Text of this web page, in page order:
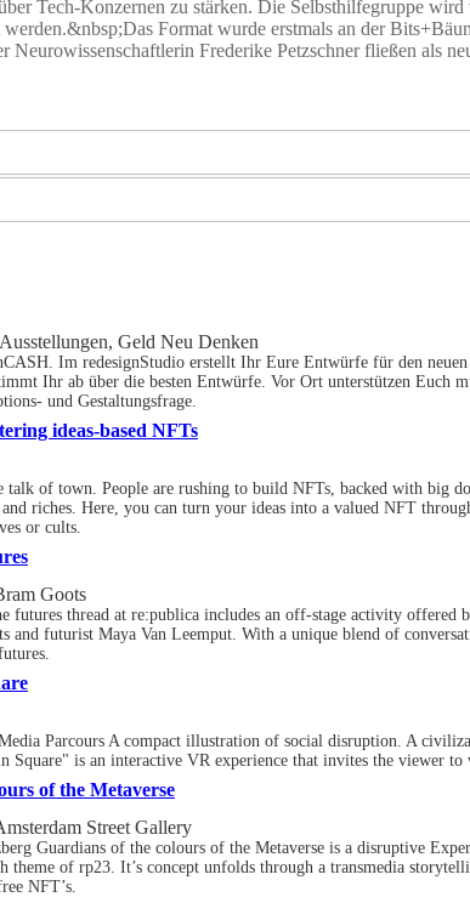
Tech-Konzernen zu stärken. Die Selbsthilfegruppe
Format wurde erstmals an der
Neurowissenschaftlerin Frederike Petzschner fließen als
Geld Neu Denken
Im redesignStudio erstellt Ihr Eure Entwürfe für den
Ihr ab über die besten Entwürfe. Vor Ort unterstützen Euch
und Gestaltungsfrage.
ideas-based NFTs
talk of town. People are rushing to build NFTs, backed with big
riches. Here, you can turn your ideas into a valued NFT
or cults.
Goots
futures thread at re:publica includes an off-stage activity
and futurist Maya Van Leemput. With a unique blend of
Parcours A compact illustration of social disruption. A
is an interactive VR experience that invites the viewer to
of the Metaverse
Street Gallery
Guardians of the colours of the Metaverse is a disruptive
theme of rp23. It’s concept unfolds through a transmedia
NFT’s.